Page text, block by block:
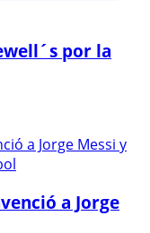
por la
a Jorge